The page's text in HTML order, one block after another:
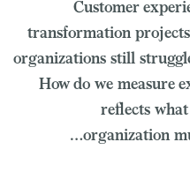
Customer
transformation
organizations still
How do we measure
reflects
organization